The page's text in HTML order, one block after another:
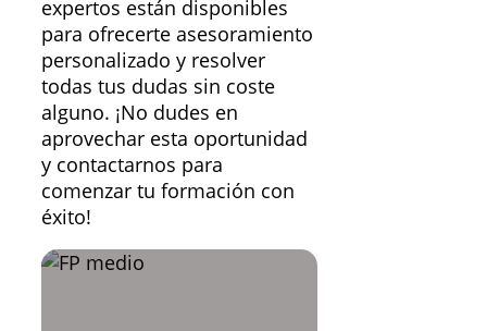
expertos están disponibles
para ofrecerte asesoramiento
personalizado y resolver
todas tus dudas sin coste
alguno. ¡No dudes en
aprovechar esta oportunidad
y contactarnos para
comenzar tu formación con
éxito!